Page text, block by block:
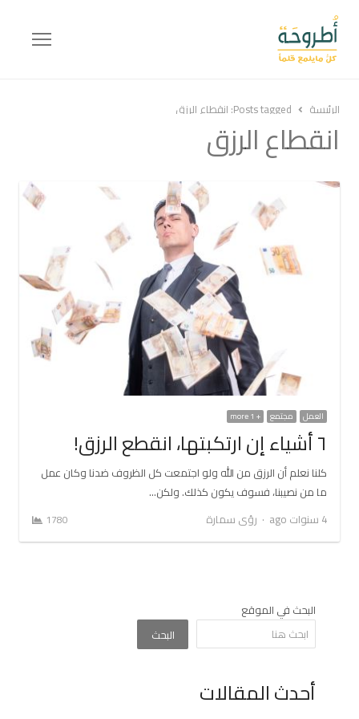
Menu
الرئيسة Posts tagged: انقطاع الرزق
انقطاع الرزق
العمل مجتمع + 1 more
٦ أشياء إن ارتكبتها، انقطع الرزق!
كلنا نعلم أن الرزق من الله ولو اجتمعت كل الظروف ضدنا وكان عمل
ما من نصيبنا، فسوف يكون كذلك. ولكن…
4 سنوات ago
Author
رؤى سمارة 1780
البحث في الموقع
البحث
أحدث المقالات